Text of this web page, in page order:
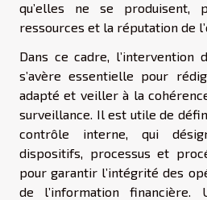
qu’elles ne se produisent,
ressources et la réputation de
Dans ce cadre, l’intervention
s’avère essentielle pour
adapté et veiller à la
surveillance. Il est utile de
contrôle interne, qui
dispositifs, processus et
pour garantir l’intégrité des
de l’information financière.